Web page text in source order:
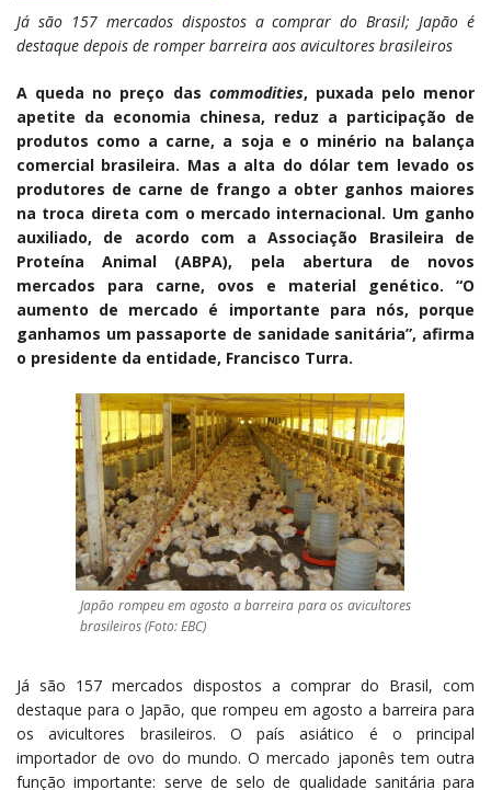
Já são 157 mercados dispostos a comprar do Brasil; Japão é
destaque depois de romper barreira aos avicultores brasileiros
A queda no preço das commodities, puxada pelo menor
apetite da economia chinesa, reduz a participação de
produtos como a carne, a soja e o minério na balança
comercial brasileira. Mas a alta do dólar tem levado os
produtores de carne de frango a obter ganhos maiores
na troca direta com o mercado internacional. Um ganho
auxiliado, de acordo com a Associação Brasileira de
Proteína Animal (ABPA), pela abertura de novos
mercados para carne, ovos e material genético. “O
aumento de mercado é importante para nós, porque
ganhamos um passaporte de sanidade sanitária”, afirma
o presidente da entidade, Francisco Turra.
Japão rompeu em agosto a barreira para os avicultores
brasileiros (Foto: EBC)
Já são 157 mercados dispostos a comprar do Brasil, com
destaque para o Japão, que rompeu em agosto a barreira para
os avicultores brasileiros. O país asiático é o principal
importador de ovo do mundo. O mercado japonês tem outra
função importante: serve de selo de qualidade sanitária para